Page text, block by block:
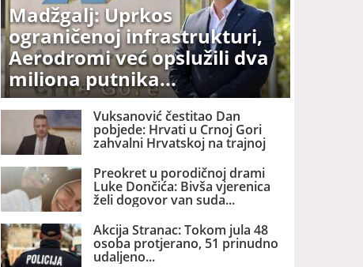
Madžgalj: Uprkos
ograničenoj infrastrukturi,
Aerodromi već opslužili dva
miliona putnika
Vuksanović čestitao Dan
pobjede: Hrvati u Crnoj Gori
zahvalni Hrvatskoj na trajnoj
Preokret u porodičnoj drami
Luke Dončića: Bivša vjerenica
želi dogovor van suda
Akcija Stranac: Tokom jula 48
osoba protjerano, 51 prinudno
udaljeno